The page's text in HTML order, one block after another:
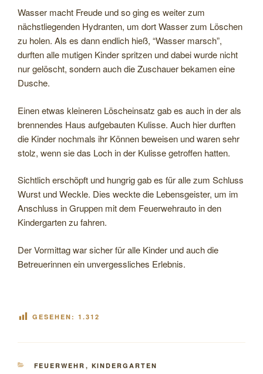
Wasser macht Freude und so ging es weiter zum
nächstliegenden Hydranten, um dort Wasser zum Löschen
zu holen. Als es dann endlich hieß, “Wasser marsch”,
durften alle mutigen Kinder spritzen und dabei wurde nicht
nur gelöscht, sondern auch die Zuschauer bekamen eine
Dusche.
Einen etwas kleineren Löscheinsatz gab es auch in der als
brennendes Haus aufgebauten Kulisse. Auch hier durften
die Kinder nochmals ihr Können beweisen und waren sehr
stolz, wenn sie das Loch in der Kulisse getroffen hatten.
Sichtlich erschöpft und hungrig gab es für alle zum Schluss
Wurst und Weckle. Dies weckte die Lebensgeister, um im
Anschluss in Gruppen mit dem Feuerwehrauto in den
Kindergarten zu fahren.
Der Vormittag war sicher für alle Kinder und auch die
Betreuerinnen ein unvergessliches Erlebnis.
GESEHEN: 1.312
KATEGORIEN
FEUERWEHR , KINDERGARTEN